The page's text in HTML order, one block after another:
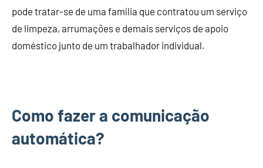
pode tratar-se de uma família que contratou um serviço
de limpeza, arrumações e demais serviços de apoio
doméstico junto de um trabalhador individual.
Como fazer a comunicação
automática?